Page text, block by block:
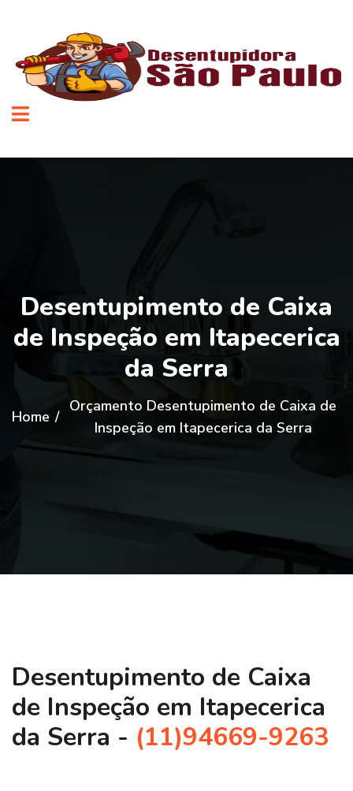
Desentupimento de Caixa
de Inspeção em Itapecerica
da Serra
Home /
Orçamento Desentupimento de Caixa de
Inspeção em Itapecerica da Serra
Desentupimento de Caixa
de Inspeção em Itapecerica
da Serra - (11)94669-9263